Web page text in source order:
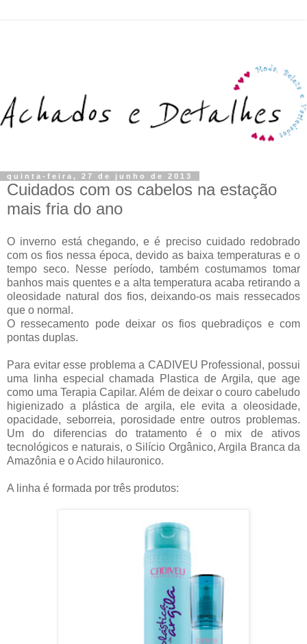
quinta-feira, 27 de junho de 2013
Cuidados com os cabelos na estação
mais fria do ano
O inverno está chegando, e é preciso cuidado redobrado
com os fios nessa época, devido as baixa temperaturas e o
tempo seco. Nesse período, também costumamos tomar
banhos mais quentes e a alta temperatura acaba retirando a
oleosidade natural dos fios, deixando-os mais ressecados
que o normal.
O ressecamento pode deixar os fios quebradiços e com
pontas duplas.
Para evitar esse problema a CADIVEU Professional, possui
uma linha especial chamada Plastica de Argila, que age
como uma Terapia Capilar. Além de deixar o couro cabeludo
higienizado a plástica de argila, ele evita a oleosidade,
opacidade, seborreia, porosidade entre outros problemas.
Um do diferencias do tratamento é o mix de ativos
tecnológicos e naturais, o Silício Orgânico, Argila Branca da
Amazônia e o Acido hilauronico.
A linha é formada por três produtos: